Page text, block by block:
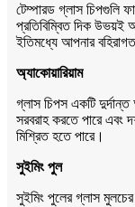
টেম্পারড গ্লাস চিপগুলি
প্রতিবিম্বিত দিক উভয়ই
ইতিমধ্যে আপনার
অ্যাকোয়ারিয়াম
গ্লাস চিপস একটি
সরবরাহ করতে পারে এবং
মিশ্রিত হতে পারে।
সুইমিং পুল
সুইমিং পুলের গ্লাস